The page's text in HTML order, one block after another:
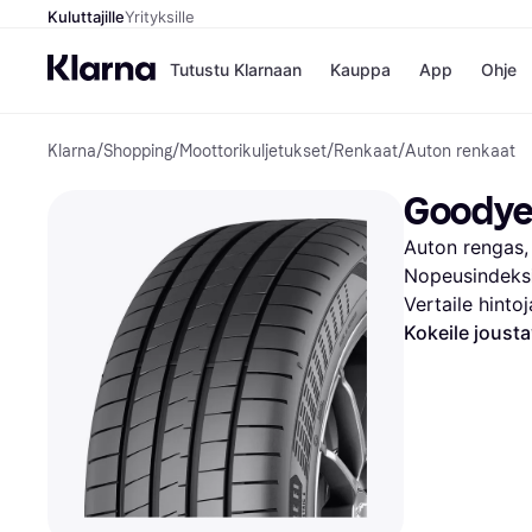
KuluttajilleYrityksille
Tutustu Klarnaan Kauppa
Kaupat
Gigantti
H&M
Peten
Wolt
App Ohje
Klarna/Shopping/Moottorikuljetukset/Renkaat/Auton renkaat
Auton
Vertaile
Kokeile